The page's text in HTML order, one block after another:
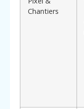
Chantiers